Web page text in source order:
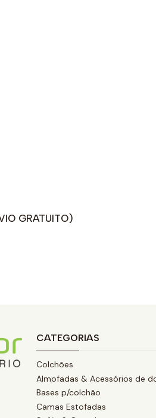
GRATUITO)
CATEGORIAS
Colchões
Almofadas & Acessórios de
Bases p/colchão
Camas Estofadas